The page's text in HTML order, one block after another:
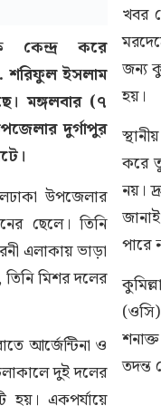
কেন্দ্র করে
শরিফুল ইসলাম
মঙ্গলবার (৭
দুর্গাপুর
উপজেলার
ছেলে। তিনি
এলাকায় ভাড়া
তিনি মিশর দলের
আর্জেন্টিনা ও
দুই দলের
হয়। একপর্যায়ে
খবর
জন্য
হয়।
করে
নয়।
পারে
তদন্ত